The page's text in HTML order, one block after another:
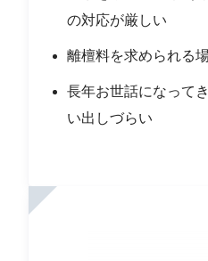
の対応が厳しい
離檀料を求められる
長年お世話になって
い出しづらい